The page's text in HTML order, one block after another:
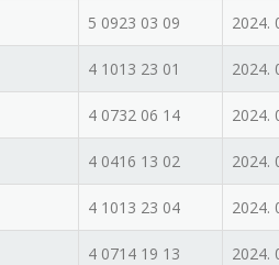
5 0923 03 09 2024.
4 1013 23 01 2024.
4 0732 06 14 2024.
4 0416 13 02 2024.
4 1013 23 04 2024.
4 0714 19 13 2024.